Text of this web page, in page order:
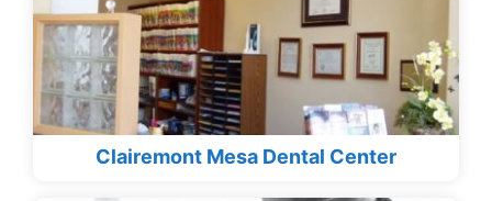
Clairemont Mesa Dental Center